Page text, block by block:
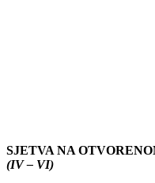
SJETVA NA
(IV – VI)